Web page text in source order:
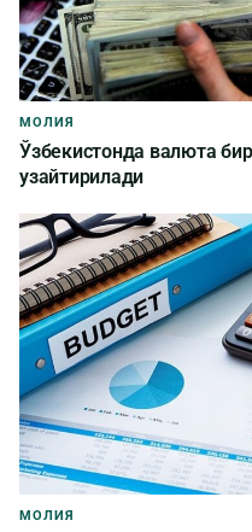
МОЛИЯ
Ўзбекистонда валюта
узайтирилади
МОЛИЯ